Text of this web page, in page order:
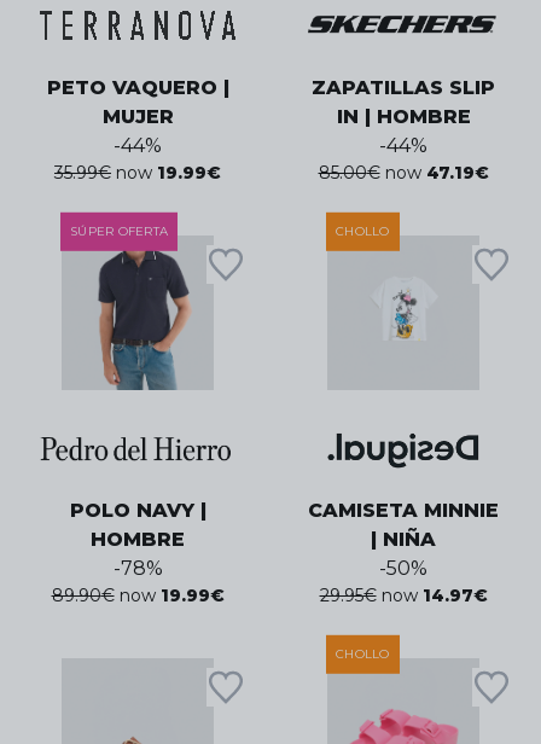
PETO VAQUERO |
MUJER
-44%
35.99€ now 19.99€
ZAPATILLAS SLIP
IN | HOMBRE
-44%
85.00€ now 47.19€
SÚPER OFERTA
POLO NAVY |
HOMBRE
-78%
89.90€ now 19.99€
CHOLLO
CAMISETA MINNIE
| NIÑA
-50%
29.95€ now 14.97€
CHOLLO